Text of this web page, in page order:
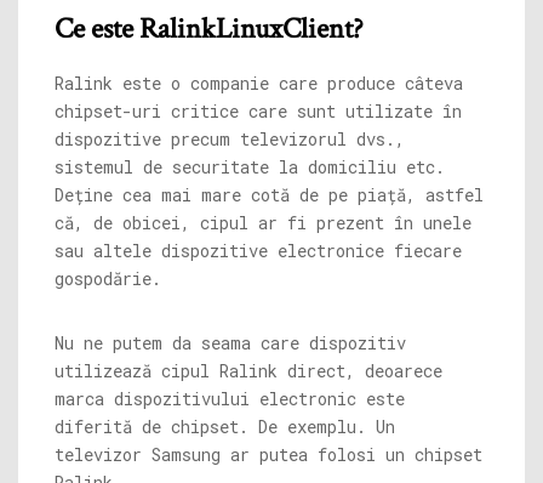
Ce este RalinkLinuxClient?
Ralink este o companie care produce câteva
chipset-uri critice care sunt utilizate în
dispozitive precum televizorul dvs.,
sistemul de securitate la domiciliu etc.
Deține cea mai mare cotă de pe piață, astfel
că, de obicei, cipul ar fi prezent în unele
sau altele dispozitive electronice fiecare
gospodărie.
Nu ne putem da seama care dispozitiv
utilizează cipul Ralink direct, deoarece
marca dispozitivului electronic este
diferită de chipset. De exemplu. Un
televizor Samsung ar putea folosi un chipset